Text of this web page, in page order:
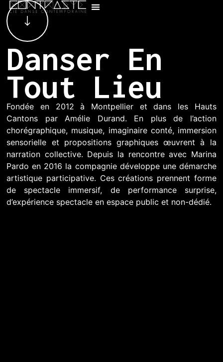
Danser En
Tout Lieu
Fondée en 2012 à Montpellier et dans les Hauts
Cantons par Amélie Durand. En plus de l’action
chorégraphique, musique, imaginaire conté, immersion
sensorielle et propositions graphiques œuvrent à la
narration collective. Depuis la rencontre avec Marina
Pardo en 2016 la compagnie développe une démarche
artistique participative. Ces créations prennent forme
de spectacle immersif, de performance surprise,
d’expérience spectacle en espace public et non-dédié.